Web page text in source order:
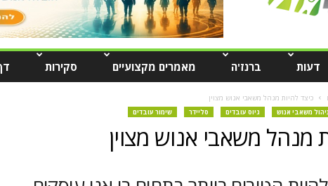
דעות ברנז'ה מאמרים מקצועיים סקירות
כיצד להיות מנהל משאבי אנוש מצוין
ניהול משאבי אנוש גיוס עובדים סליידר שימור עובדים
מנהל משאבי אנוש מצוין